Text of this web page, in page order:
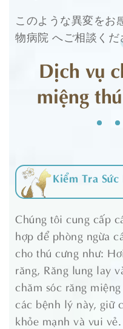
このような異変をお
物病院 へご相談くだ
Dịch vụ
miệng
Kiểm Tra
Chúng tôi cung cấp
hợp để phòng ngừa
cho thú cưng như:
răng, Răng lung lay
chăm sóc răng
các bệnh lý này, giữ
khỏe mạnh và vui vẻ.